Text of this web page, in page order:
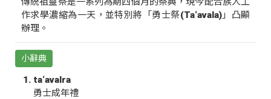
作求學濃縮為一天，並特別將「勇士祭(Ta‘avala)」凸顯
辦理。
小辭典
ta‘avalra
勇士成年禮